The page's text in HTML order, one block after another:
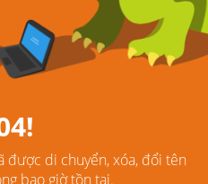
được di chuyển, xóa, đổi tên
bao giờ tồn tại.